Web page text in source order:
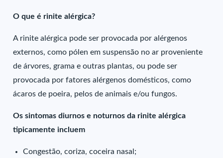
O que é rinite alérgica?
A rinite alérgica pode ser provocada por alérgenos
externos, como pólen em suspensão no ar proveniente
de árvores, grama e outras plantas, ou pode ser
provocada por fatores alérgenos domésticos, como
ácaros de poeira, pelos de animais e/ou fungos.
Os sintomas diurnos e noturnos da rinite alérgica
tipicamente incluem
Congestão, coriza, coceira nasal;